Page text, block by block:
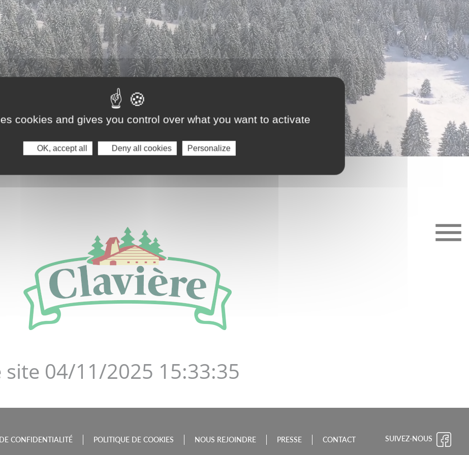
04/11/2025 15:33:35
CONFIDENTIALITÉ POLITIQUE DE COOKIES NOUS REJOINDRE PRESSE CONTACT SUIVEZ-NOUS
cookies and gives you control over what you want to activate
OK, accept all Deny all cookies Personalize